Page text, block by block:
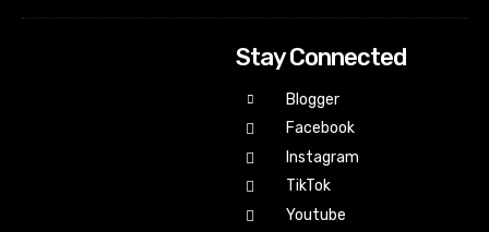
Stay Connected
Blogger
Facebook
Instagram
TikTok
Youtube